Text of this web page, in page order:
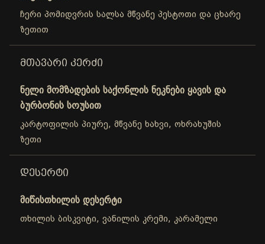
ჩერი პომიდვრის სალსა მწვანე პესტოთი და ცხარე
ზეთით
ᲛᲗᲐᲕᲐᲠᲘ ᲙᲔᲠᲫᲘ
ნელი მომზადების საქონლის ნეკნები ყავის და
ბურბონის სოუსით
კარტოფილის პიურე, მწვანე ხახვი, ოხრახუშის
ზეთი
ᲓᲔᲡᲔᲠᲢᲘ
მიწისთხილის დესერტი
თხილის ბისკვიტი, ვანილის კრემი, კარამელი